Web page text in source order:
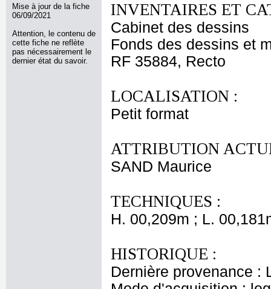
Mise à jour de la fiche
06/09/2021
Attention, le contenu de
cette fiche ne reflète
pas nécessairement le
dernier état du savoir.
INVENTAIRES ET
Cabinet des dessins
Fonds des dessins et
RF 35884, Recto
LOCALISATION :
Petit format
ATTRIBUTION
SAND Maurice
TECHNIQUES :
H. 00,209m ; L.
HISTORIQUE :
Dernière provenance :